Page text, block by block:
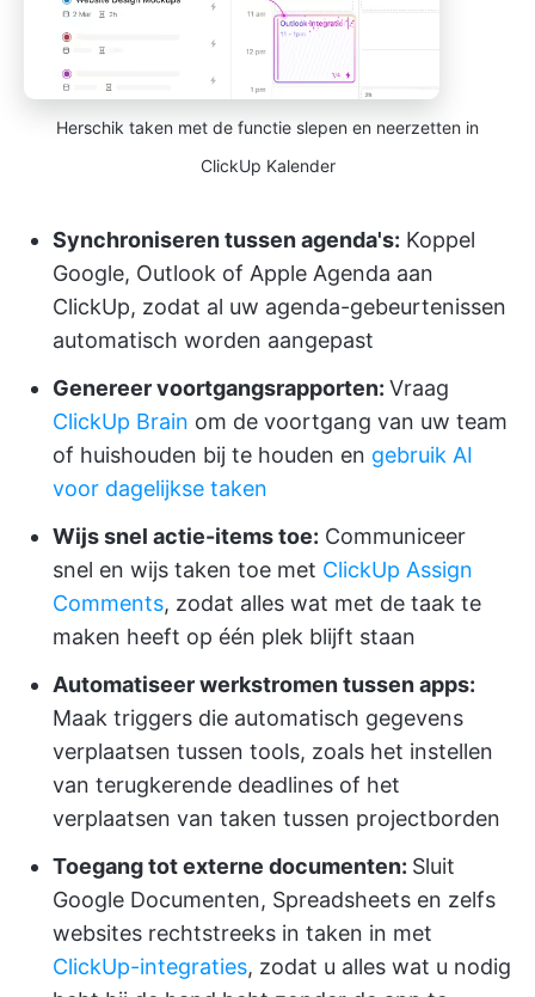
Herschik taken met de functie slepen en neerzetten in
ClickUp Kalender
Synchroniseren tussen agenda's: Koppel
Google, Outlook of Apple Agenda aan
ClickUp, zodat al uw agenda-gebeurtenissen
automatisch worden aangepast
Genereer voortgangsrapporten: Vraag
ClickUp Brain om de voortgang van uw team
of huishouden bij te houden en gebruik AI
voor dagelijkse taken
Wijs snel actie-items toe: Communiceer
snel en wijs taken toe met ClickUp Assign
Comments, zodat alles wat met de taak te
maken heeft op één plek blijft staan
Automatiseer werkstromen tussen apps:
Maak triggers die automatisch gegevens
verplaatsen tussen tools, zoals het instellen
van terugkerende deadlines of het
verplaatsen van taken tussen projectborden
Toegang tot externe documenten: Sluit
Google Documenten, Spreadsheets en zelfs
websites rechtstreeks in taken in met
ClickUp-integraties, zodat u alles wat u nodig